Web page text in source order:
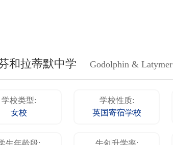
和拉蒂默中学 Godolphin & Latymer
学校类型:
女校
学校性质:
英国寄宿学校